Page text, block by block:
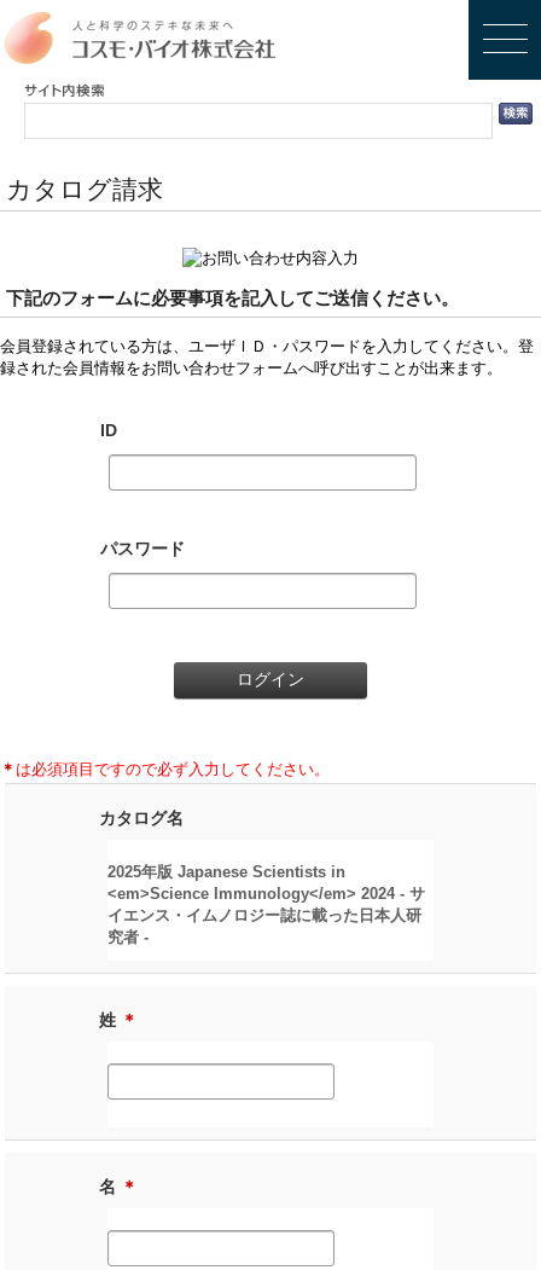
カタログ請求
下記のフォームに必要事項を記入してご送信ください。
会員登録されている方は、ユーザＩＤ・パスワードを入力してください。登
録された会員情報をお問い合わせフォームへ呼び出すことが出来ます。
ID
パスワード
＊ は必須項目ですので必ず入力してください。
カタログ名
2025年版 Japanese Scientists in
<em>Science Immunology</em> 2024 - サ
イエンス・イムノロジー誌に載った日本人研
究者 -
姓 ＊
名 ＊